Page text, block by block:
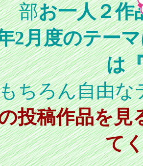
部お一人２作
2月度のテー
は
ちろん自由な
投稿作品を見
て